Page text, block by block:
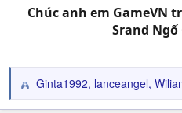
Chúc anh em GameVN
Srand Ngố
R
e
Ginta1992, lanceangel,